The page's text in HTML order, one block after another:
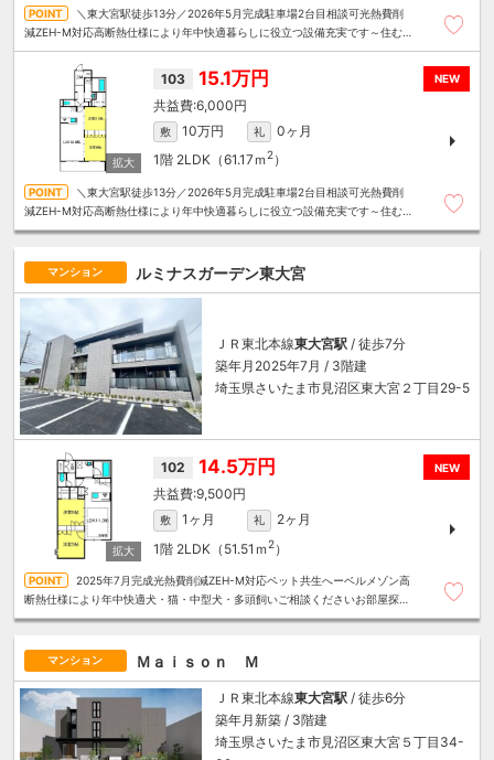
＼東大宮駅徒歩13分／2026年5月完成駐車場2台目相談可光熱費削
減ZEH-M対応高断熱仕様により年中快適暮らしに役立つ設備充実です～住むこ
NEW
103 15.1万円
6,000円
敷 10万円 礼
0ヶ月
1階 2LDK（61.17ｍ 2）
＼東大宮駅徒歩13分／2026年5月完成駐車場2台目相談可光熱費削
減ZEH-M対応高断熱仕様により年中快適暮らしに役立つ設備充実です～住むこ
マンション ルミナスガーデン東大宮
ＪＲ東北本線東大宮駅 / 徒歩7分
築年月2025年7月 / 3階建
埼玉県さいたま市見沼区東大宮２丁目29-5
NEW
102 14.5万円
9,500円
敷 1ヶ月 礼
2ヶ月
1階 2LDK（51.51ｍ 2）
2025年7月完成光熱費削減ZEH-M対応ペット共生へーベルメゾン高
断熱仕様により年中快適犬・猫・中型犬・多頭飼いご相談くださいお部屋探し
マンション Ｍａｉｓｏｎ Ｍ
ＪＲ東北本線東大宮駅 / 徒歩6分
築年月新築 / 3階建
埼玉県さいたま市見沼区東大宮５丁目34-